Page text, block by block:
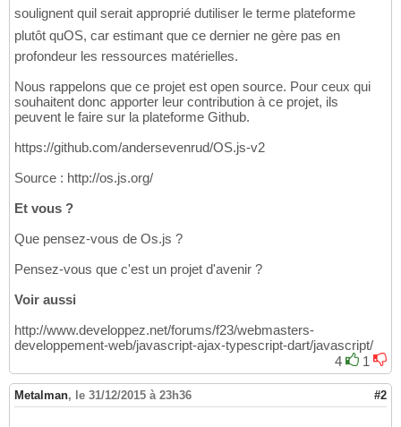
soulignent quil serait approprié dutiliser le terme plateforme
plutôt quOS, car estimant que ce dernier ne gère pas en
profondeur les ressources matérielles.
Nous rappelons que ce projet est open source. Pour ceux qui
souhaitent donc apporter leur contribution à ce projet, ils
peuvent le faire sur la plateforme Github.
https://github.com/andersevenrud/OS.js-v2
Source : http://os.js.org/
Et vous ?
Que pensez-vous de Os.js ?
Pensez-vous que c'est un projet d'avenir ?
Voir aussi
http://www.developpez.net/forums/f23/webmasters-
developpement-web/javascript-ajax-typescript-dart/javascript/
4
1
Metalman, le 31/12/2015 à 23h36 #2